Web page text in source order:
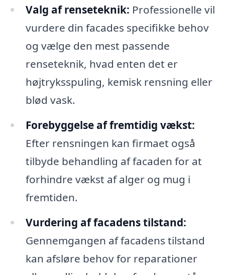
Valg af renseteknik: Professionelle vil
vurdere din facades specifikke behov
og vælge den mest passende
renseteknik, hvad enten det er
højtryksspuling, kemisk rensning eller
blød vask.
Forebyggelse af fremtidig vækst:
Efter rensningen kan firmaet også
tilbyde behandling af facaden for at
forhindre vækst af alger og mug i
fremtiden.
Vurdering af facadens tilstand:
Gennemgangen af facadens tilstand
kan afsløre behov for reparationer